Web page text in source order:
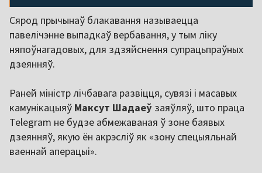
Сярод прычынаў блакавання называецца
павелічэнне выпадкаў вербавання, у тым ліку
няпоўнагадовых, для здзяйснення супрацьпраўных
дзеянняў.
Раней міністр лічбавага развіцця, сувязі і масавых
камунікацыяў Максут Шадаеў заяўляў, што праца
Telegram не будзе абмежаваная ў зоне баявых
дзеянняў, якую ён акрэсліў як «зону спецыяльнай
ваеннай аперацыі».